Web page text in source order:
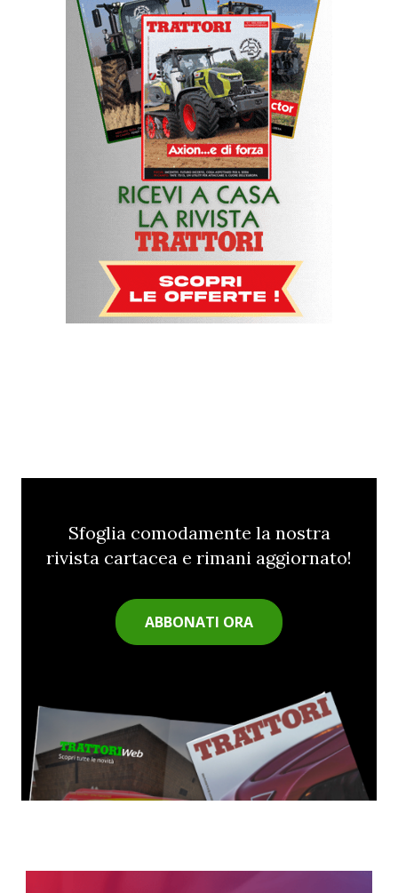
Sfoglia comodamente la nostra
rivista cartacea e rimani aggiornato!
ABBONATI ORA